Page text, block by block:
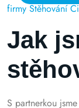
Jak
S partnerkou